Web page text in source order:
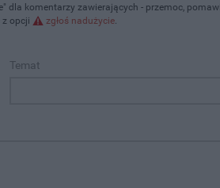
dla komentarzy zawierających - przemoc,
z opcji
zgłoś nadużycie.
Temat